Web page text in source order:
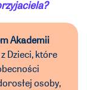
Akademii
Dzieci, które
osoby,